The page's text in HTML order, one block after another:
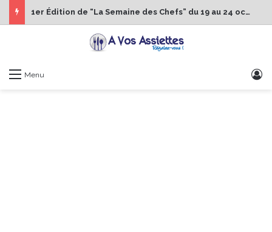
1er Édition de “La Semaine des Chefs” du 19 au 24 octobre 2026
Menu